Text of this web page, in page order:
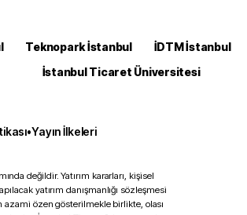
Teknopark İstanbul İDTM İstanbul
İstanbul Ticaret Üniversitesi
•Yayın İlkeleri
değildir. Yatırım kararları, kişisel
yatırım danışmanlığı sözleşmesi
özen gösterilmekle birlikte, olası